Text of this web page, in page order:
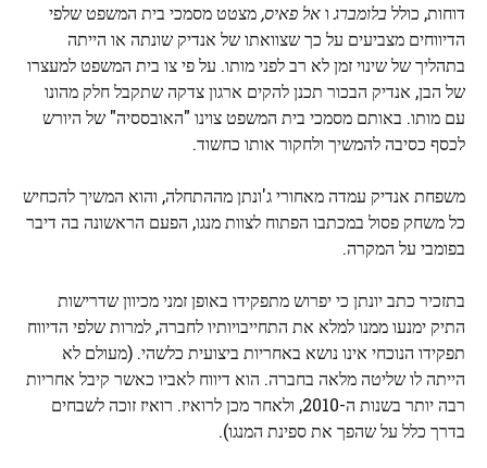
דוחות, כולל בלומברגואל פאיס, מצטט מסמכי בית המשפט שלפי
הדיווחים מצביעים על כך שצוואתו של אנדיק שונתה או הייתה
בתהליך של שינוי זמן לא רב לפני מותו. על פי צו בית המשפט למעצרו
של הבן, אנדיק הבכור תכנן להקים ארגון צדקה שתקבל חלק מהונו
עם מותו. באותם מסמכי בית המשפט צוינו "האובססיה" של היורש
לכסף כסיבה להמשיך ולחקור אותו כחשוד.
משפחת אנדיק עמדה מאחורי ג'ונתן מההתחלה, והוא המשיך להכחיש
כל משחק פסול במכתבו הפתוח לצוות מנגו, הפעם הראשונה בה דיבר
בפומבי על המקרה.
בתזכיר כתב יונתן כי יפרוש מתפקידו באופן זמני מכיוון שדרישות
התיק ימנעו ממנו למלא את התחייבויותיו לחברה, למרות שלפי הדיווח
תפקידו הנוכחי אינו נושא באחריות ביצועית כלשהי. (מעולם לא
הייתה לו שליטה מלאה בחברה. הוא דיווח לאביו כאשר קיבל אחריות
רבה יותר בשנות ה-2010, ולאחר מכן לרואיז. רואיז זוכה לשבחים
בדרך כלל על שהפך את ספינת המנגו).